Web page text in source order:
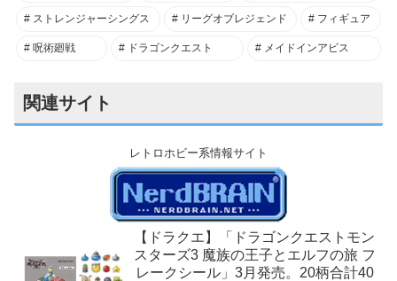
ストレンジャーシングス リーグオブレジェンド フィギュア
呪術廻戦 ドラゴンクエスト メイドインアビス
関連サイト
レトロホビー系情報サイト
【ドラクエ】「ドラゴンクエストモン
スターズ3 魔族の王子とエルフの旅 フ
レークシール」3月発売。20柄合計40